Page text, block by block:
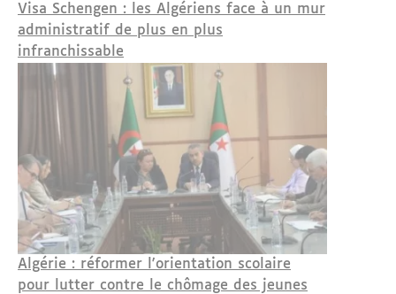
Visa Schengen : les Algériens face à un mur
administratif de plus en plus
infranchissable
Algérie : réformer l'orientation scolaire
pour lutter contre le chômage des jeunes